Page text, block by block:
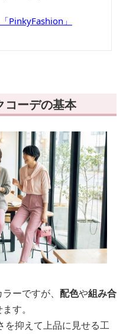
PinkyFashion」
コーデの基本
ラーですが、 配色や組み合
す。
を抑えて上品に見せる工